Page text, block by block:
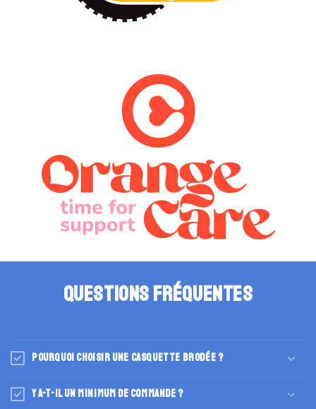
Questions fréquentes
Pourquoi choisir une casquette brodée ?
Y a-t-il un minimum de commande ?